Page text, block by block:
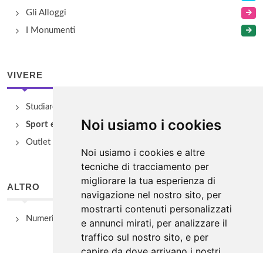
Noi usiamo i cookies
Noi usiamo i cookies e altre
tecniche di tracciamento per
migliorare la tua esperienza di
navigazione nel nostro sito, per
mostrarti contenuti personalizzati
e annunci mirati, per analizzare il
traffico sul nostro sito, e per
Gli Alloggi
I Monumenti
VIVERE
Studiare
Sport e Benessere
Outlet e spacci aziendali
ALTRO
Numeri Utili